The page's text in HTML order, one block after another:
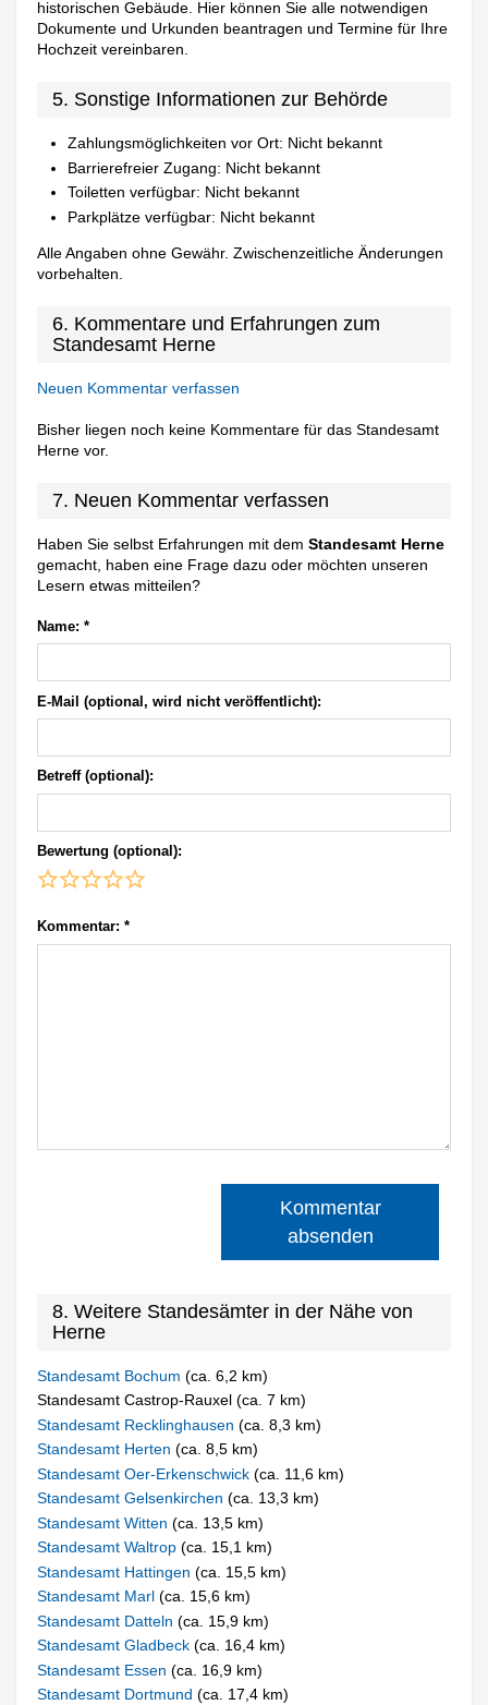
historischen Gebäude. Hier können Sie alle notwendigen
Dokumente und Urkunden beantragen und Termine für Ihre
Hochzeit vereinbaren.
5. Sonstige Informationen zur Behörde
Zahlungsmöglichkeiten vor Ort: Nicht bekannt
Barrierefreier Zugang: Nicht bekannt
Toiletten verfügbar: Nicht bekannt
Parkplätze verfügbar: Nicht bekannt
Alle Angaben ohne Gewähr. Zwischenzeitliche Änderungen
vorbehalten.
6. Kommentare und Erfahrungen zum
Standesamt Herne
Neuen Kommentar verfassen
Bisher liegen noch keine Kommentare für das Standesamt
Herne vor.
7. Neuen Kommentar verfassen
Haben Sie selbst Erfahrungen mit demStandesamt Herne
gemacht, haben eine Frage dazu oder möchten unseren
Lesern etwas mitteilen?
Name: *
E-Mail (optional, wird nicht veröffentlicht):
Betreff (optional):
Bewertung (optional):
Kommentar: *
Kommentar
absenden
8. Weitere Standesämter in der Nähe von
Herne
Standesamt Bochum(ca. 6,2 km)
Standesamt Castrop-Rauxel (ca. 7 km)
Standesamt Recklinghausen(ca. 8,3 km)
Standesamt Herten(ca. 8,5 km)
Standesamt Oer-Erkenschwick(ca. 11,6 km)
Standesamt Gelsenkirchen(ca. 13,3 km)
Standesamt Witten(ca. 13,5 km)
Standesamt Waltrop(ca. 15,1 km)
Standesamt Hattingen(ca. 15,5 km)
Standesamt Marl(ca. 15,6 km)
Standesamt Datteln(ca. 15,9 km)
Standesamt Gladbeck(ca. 16,4 km)
Standesamt Essen(ca. 16,9 km)
Standesamt Dortmund(ca. 17,4 km)